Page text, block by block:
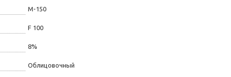
М-150
F 100
8%
Облицовочный